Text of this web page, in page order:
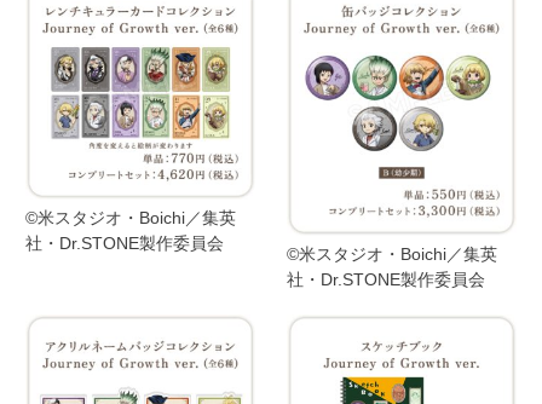
©米スタジオ・Boichi／集英
社・Dr.STONE製作委員会
©米スタジオ・Boichi／集英
社・Dr.STONE製作委員会